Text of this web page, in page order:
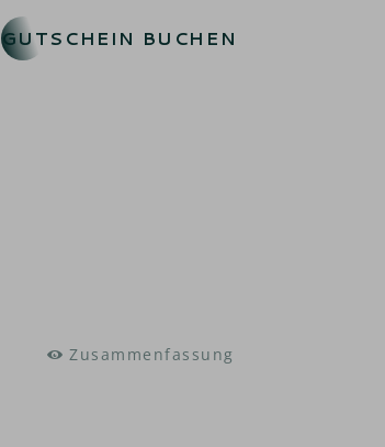
GUTSCHEIN BUCHEN
Zusammenfassung